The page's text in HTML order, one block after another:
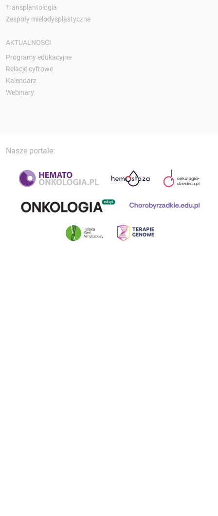
Transplantologia
Zespoły mielodysplastyczne
AKTUALNOŚCI
Programy edukacyjne
Relacje cyfrowe
Kalendarz
Webinary
Nasze portale: